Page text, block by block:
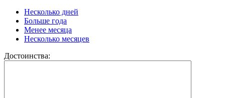
Несколько дней
Больше года
Менее месяца
Несколько месяцев
Достоинства: